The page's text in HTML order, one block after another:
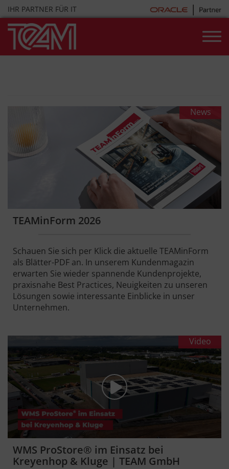
Skip
to
content
IHR PARTNER FÜR IT
News
News
TEAMinForm 2026
Schauen Sie sich per Klick die aktuelle TEAMinForm
als Blätter-PDF an. In unserem Kundenmagazin
erwarten Sie wieder spannende Kundenprojekte,
praxisnahe Best Practices, Neuigkeiten zu unseren
Lösungen sowie interessante Einblicke in unser
Unternehmen.
Video
WMS ProStore® im Einsatz bei
Kreyenhop & Kluge | TEAM GmbH